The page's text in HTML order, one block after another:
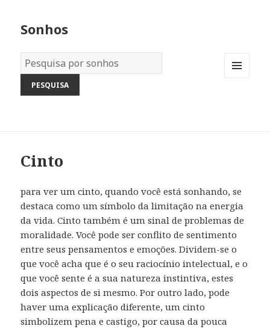
Sonhos
Dicionário
dos
Sonhos:
Cinto
para ver um cinto, quando você está sonhando, se
destaca como um símbolo da limitação na energia
da vida. Cinto também é um sinal de problemas de
moralidade. Você pode ser conflito de sentimento
entre seus pensamentos e emoções. Dividem-se o
que você acha que é o seu raciocínio intelectual, e o
que você sente é a sua natureza instintiva, estes
dois aspectos de si mesmo. Por outro lado, pode
haver uma explicação diferente, um cinto
simbolizem pena e castigo, por causa da pouca